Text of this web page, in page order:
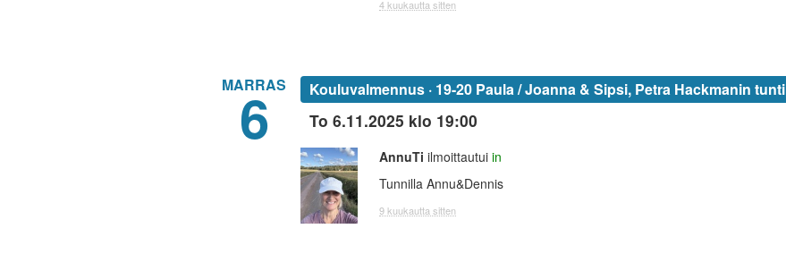
4 kuukautta sitten
MARRAS
6 Kouluvalmennus · 19-20 Paula / Joanna & Sipsi, Petra Hackmanin tunti
To 6.11.2025 klo 19:00
AnnuTi ilmoittautui in
Tunnilla Annu&Dennis
9 kuukautta sitten